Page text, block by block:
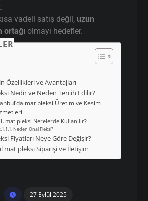
vadeli satış değil, uzun
ortağı olmayı hedefler.
Özellikleri ve Avantajları
Nedir ve Neden Tercih Edilir?
mat pleksi Üretim ve Kesim
mat pleksi Nerelerde Kullanılır?
Neden Önal Pleksi?
Fiyatları Neye Göre Değişir?
mat pleksi Siparişi ve İletişim
27 Eylül 2025